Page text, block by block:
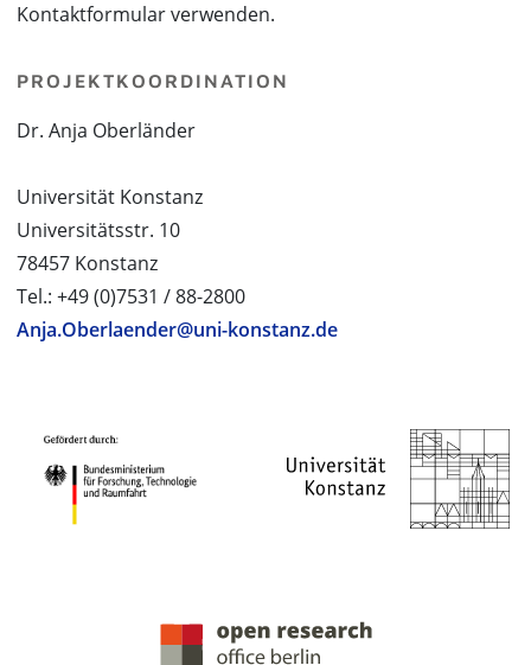
Kontaktformular verwenden.
PROJEKTKOORDINATION
Dr. Anja Oberländer
Universität Konstanz
Universitätsstr. 10
78457 Konstanz
Tel.: +49 (0)7531 / 88-2800
Anja.Oberlaender@uni-konstanz.de